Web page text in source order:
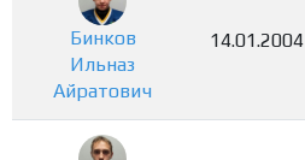
Бинков
Ильназ
Айратович
14.01.2004